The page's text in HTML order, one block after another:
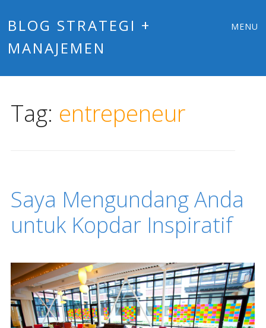
BLOG STRATEGI +
MANAJEMEN
MENU
Tag: entrepeneur
Saya Mengundang Anda
untuk Kopdar Inspiratif